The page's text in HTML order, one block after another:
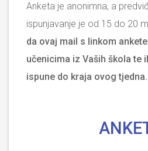
Anketa je anonimna, a
ispunjavanje je od 15 do 20
da ovaj mail s linkom
učenicima iz Vaših škola te
ispune do kraja ovog tjedna.